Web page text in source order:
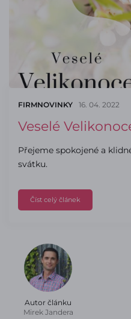
FIRMNOVINKY 16. 04. 2022
Veselé
Přejeme spokojené a
svátku.
Číst celý článek
Autor článku
Mirek Jandera